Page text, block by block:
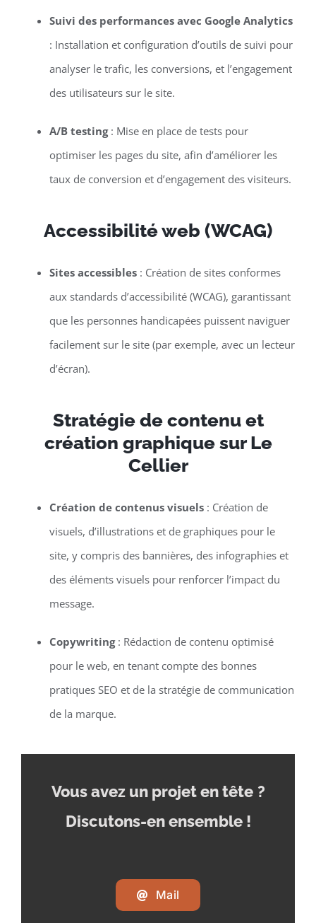
Suivi des performances avec Google Analytics
: Installation et configuration d’outils de suivi pour
analyser le trafic, les conversions, et l’engagement
des utilisateurs sur le site.
A/B testing: Mise en place de tests pour
optimiser les pages du site, afin d’améliorer les
taux de conversion et d’engagement des visiteurs.
Accessibilité web (WCAG)
Sites accessibles: Création de sites conformes
aux standards d’accessibilité (WCAG), garantissant
que les personnes handicapées puissent naviguer
facilement sur le site (par exemple, avec un lecteur
d’écran).
Stratégie de contenu et
création graphique sur Le
Cellier
Création de contenus visuels: Création de
visuels, d’illustrations et de graphiques pour le
site, y compris des bannières, des infographies et
des éléments visuels pour renforcer l’impact du
message.
Copywriting: Rédaction de contenu optimisé
pour le web, en tenant compte des bonnes
pratiques SEO et de la stratégie de communication
de la marque.
Vous avez un projet en tête ?
Discutons-en ensemble !
Mail